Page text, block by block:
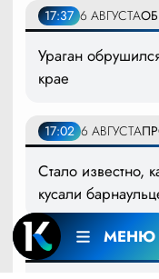
МЕНЮ
17:37 6 АВГУСТА
Ураган
крае
17:02 6 АВГУСТА
Стало известно,
кусали
17:12 6 АВГУСТА